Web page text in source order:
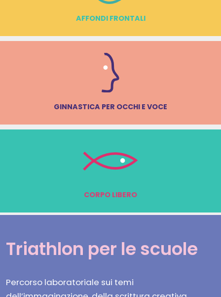
AFFONDI FRONTALI
GINNASTICA PER OCCHI E VOCE
CORPO LIBERO
Triathlon per le scuole
Percorso laboratoriale sui temi